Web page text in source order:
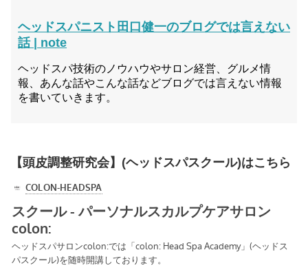
ヘッドスパニスト田口健一のブログでは言えない
話 | note
ヘッドスパ技術のノウハウやサロン経営、グルメ情
報、あんな話やこんな話などブログでは言えない情報
を書いていきます。
【頭皮調整研究会】(ヘッドスパスクール)はこちら